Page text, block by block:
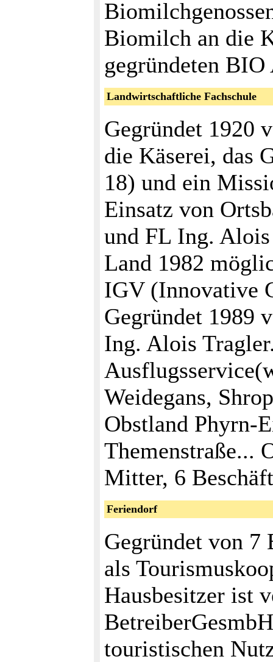
Biomilch an die
gegründeten
Landwirtschaftliche Fachschule
Gegründet 1920
die Käserei, das
18) und ein
Einsatz von
und FL Ing. Alois
Land 1982
IGV (Innovative
Gegründet 1989
Ing. Alois
Weidegans,
Obstland Phyrn-
Themenstraße...
Mitter, 6
Feriendorf
Gegründet von 7
als
Hausbesitzer ist
BetreiberGesmbH
touristischen